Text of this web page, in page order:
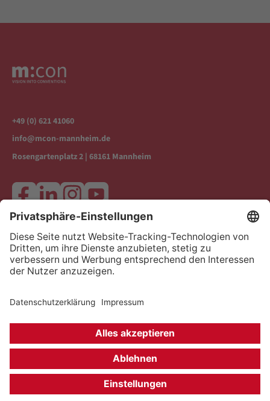
+49 (0) 621 41060
info@mcon-mannheim.de
Rosengartenplatz 2 | 68161 Mannheim
Kontakt & Anfahrt
Datenschutz & Rechtliches
Impressum
Barrierefreiheit
Kontrast erhöhen